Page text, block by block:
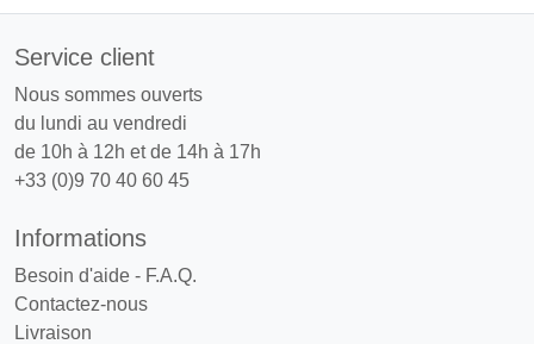
Service client
Nous sommes ouverts
du lundi au vendredi
de 10h à 12h et de 14h à 17h
+33 (0)9 70 40 60 45
Informations
Besoin d'aide - F.A.Q.
Contactez-nous
Livraison